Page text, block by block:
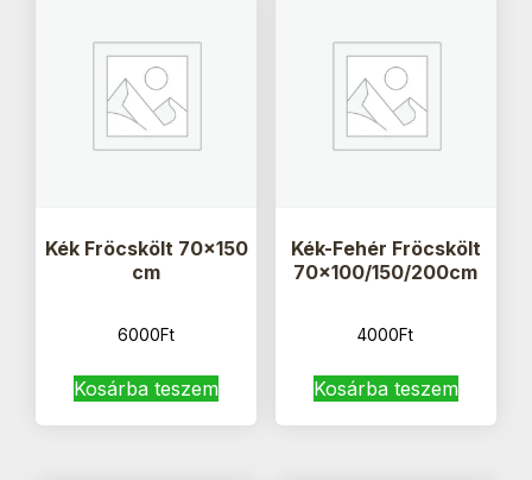
Kék Fröcskölt 70×150
cm
6000Ft
Kosárba teszem
Kék-Fehér Fröcskölt
70×100/150/200cm
4000Ft
Kosárba teszem